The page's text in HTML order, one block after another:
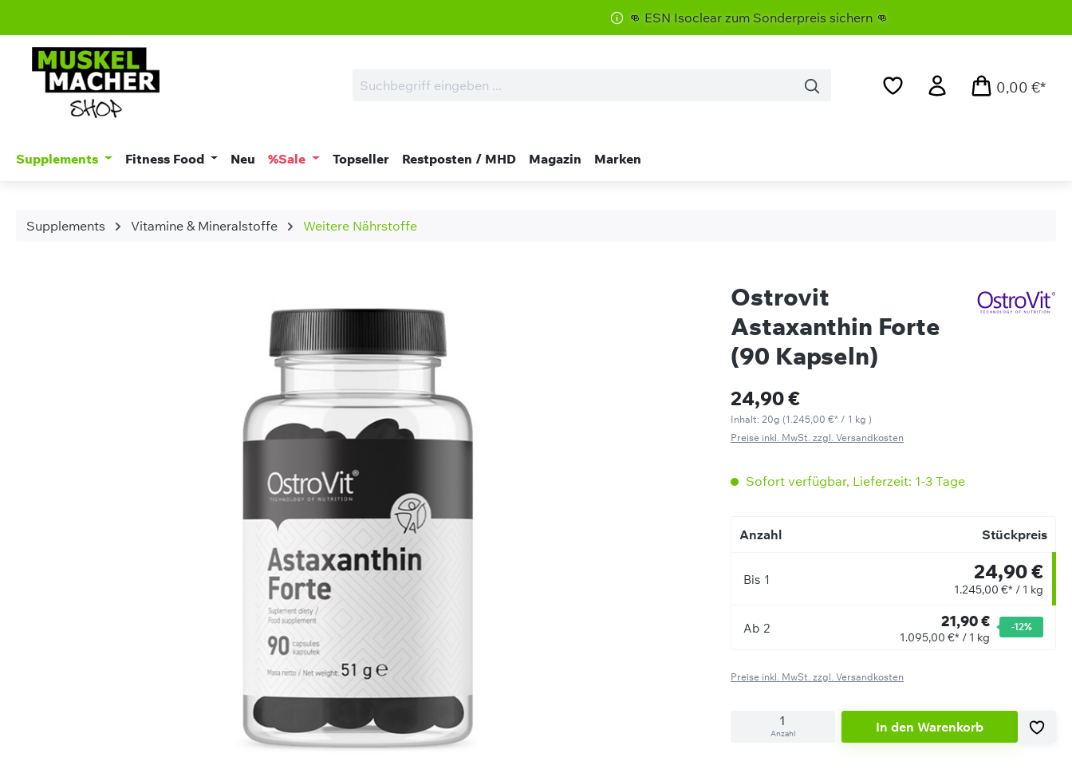
👊 ESN Isoclear zum Sonderpreis sichern 👊
0,00 €*
Supplements Fitness Food Neu %Sale Topseller Restposten / MHD Magazin Marken
Supplements Vitamine & Mineralstoffe Weitere Nährstoffe
Ostrovit
Astaxanthin Forte
(90 Kapseln)
24,90 €
Inhalt: 20g (1.245,00 €* / 1 kg )
Preise inkl. MwSt. zzgl. Versandkosten
Sofort verfügbar, Lieferzeit: 1-3 Tage
Anzahl Stückpreis
Bis 1 24,90 €
1.245,00 €* / 1 kg
Ab 2 21,90 €
1.095,00 €* / 1 kg
-12%
Preise inkl. MwSt. zzgl. Versandkosten
Anzahl In den Warenkorb